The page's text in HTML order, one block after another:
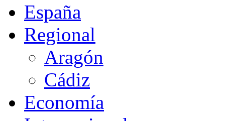
España
Regional
Aragón
Cádiz
Economía